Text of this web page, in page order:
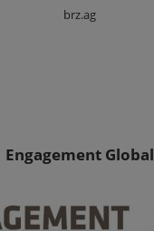
brz.ag
Engagement Global